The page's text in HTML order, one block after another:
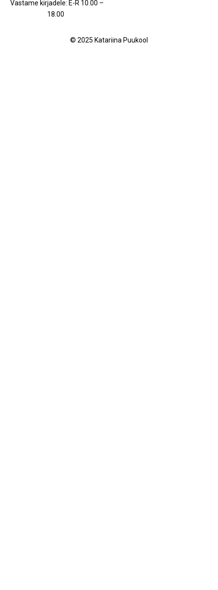
Vastame kirjadele: E-R 10.00 –
18.00
© 2025 Katariina Puukool